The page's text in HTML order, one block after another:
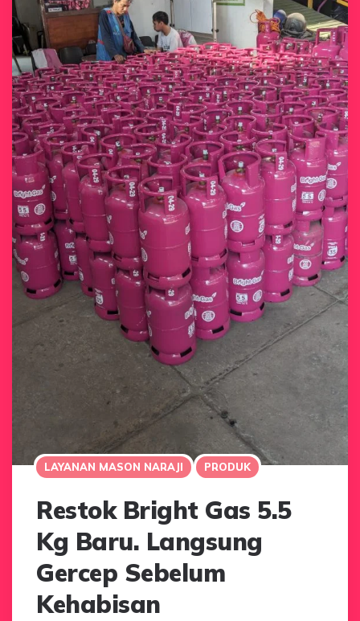
LAYANAN MASON NARAJI PRODUK
Restok Bright Gas 5.5
Kg Baru. Langsung
Gercep Sebelum
Kehabisan